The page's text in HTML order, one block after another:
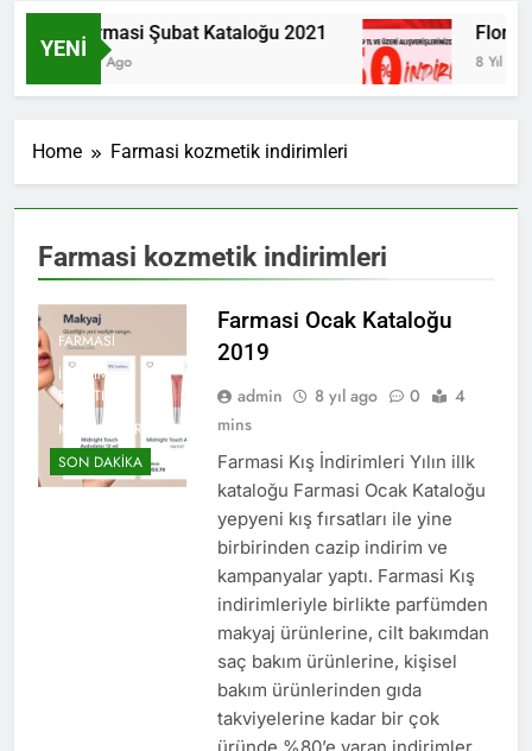
YENI
Farmasi Şubat Kataloğu 2021
6 Yıl Ago 8 Yıl Ago
Home Farmasi kozmetik indirimleri
Farmasi kozmetik indirimleri
FARMASI
İNDIRIM
FIRSATLARI
KATALOGLAR
SON DAKIKA
Farmasi Ocak Kataloğu
2019
admin 8 yıl ago 0
4
mins
Farmasi Kış İndirimleri Yılın illk
kataloğu Farmasi Ocak Kataloğu
yepyeni kış fırsatları ile yine
birbirinden cazip indirim ve
kampanyalar yaptı. Farmasi Kış
indirimleriyle birlikte parfümden
makyaj ürünlerine, cilt bakımdan
saç bakım ürünlerine, kişisel
bakım ürünlerinden gıda
takviyelerine kadar bir çok